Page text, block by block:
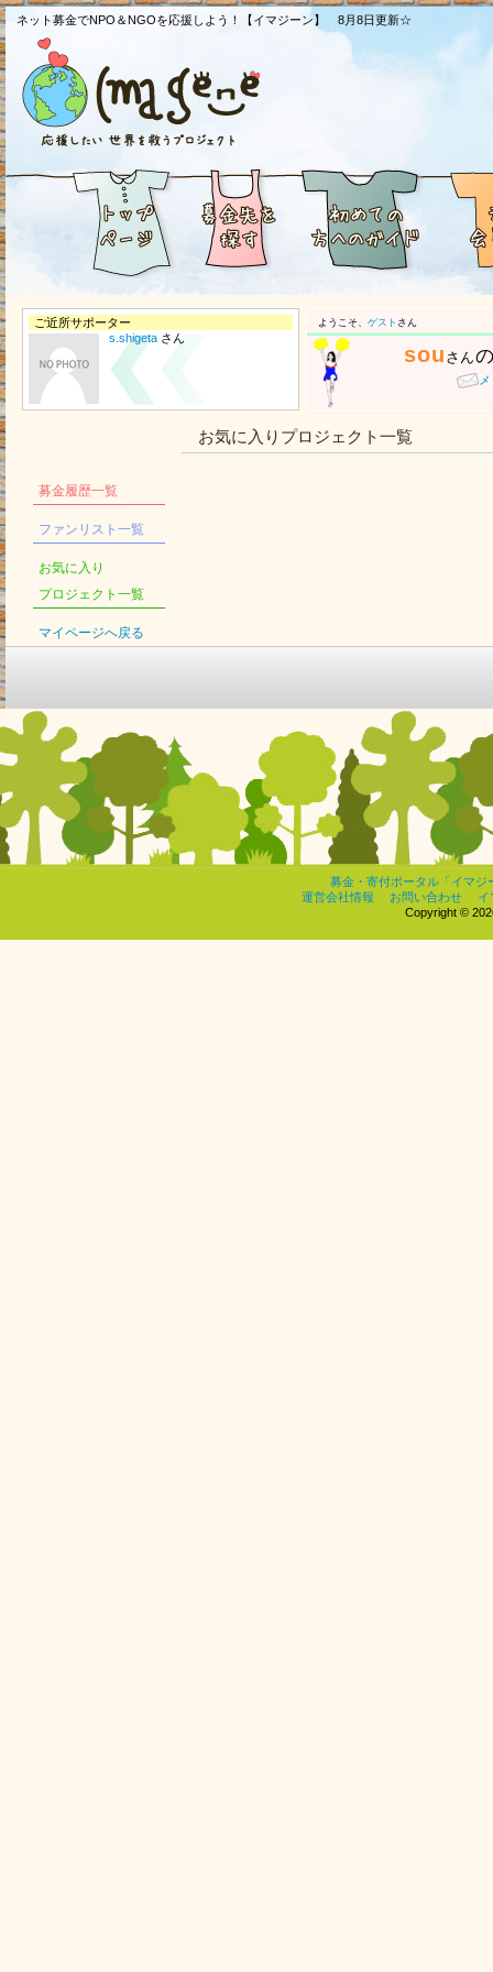
ネット募金でNPO＆NGOを応援しよう！【イマジーン】 8月8日更新☆
ご近所サポーター
s.shigeta さん
ようこそ、 ゲスト さん
sou さん
募金履歴一覧
ファンリスト一覧
お気に入り
プロジェクト一覧
マイページへ戻る
お気に入りプロジェクト一覧
募金・寄付ポータル「イマジ
運営会社情報
お問い合わせ
イ
Copyright ©